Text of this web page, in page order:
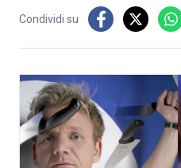
Condividi su